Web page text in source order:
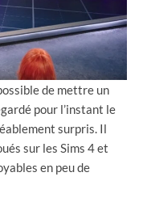
de mettre un
pour l’instant le
surpris. Il
sur les Sims 4 et
en peu de